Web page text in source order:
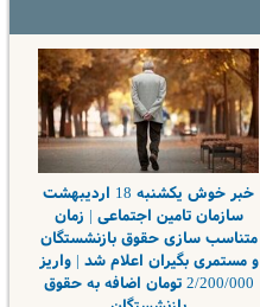
خبر خوش یکشنبه 18 اردیبهشت
سازمان تامین اجتماعی | زمان
متناسب سازی حقوق بازنشستگان
و مستمری بگیران اعلام شد | واریز
2/200/000 تومان اضافه به حقوق